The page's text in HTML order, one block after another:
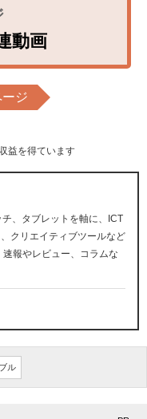
動画
ジ
益を得ています
、タブレットを軸に、ICT
クリエイティブツールなど
報やレビュー、コラムな
ル